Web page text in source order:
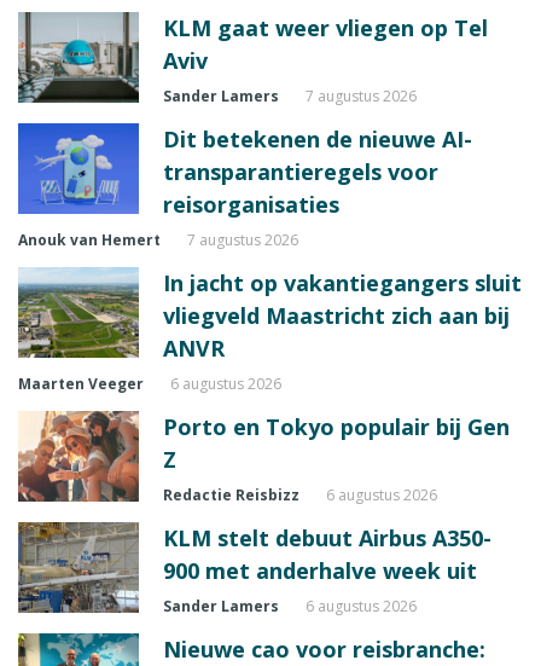
KLM gaat weer vliegen op Tel
Aviv
Sander Lamers 7 augustus 2026
Dit betekenen de nieuwe AI-
transparantieregels voor
reisorganisaties
Anouk van Hemert 7 augustus 2026
In jacht op vakantiegangers sluit
vliegveld Maastricht zich aan bij
ANVR
Maarten Veeger 6 augustus 2026
Porto en Tokyo populair bij Gen
Z
Redactie Reisbizz 6 augustus 2026
KLM stelt debuut Airbus A350-
900 met anderhalve week uit
Sander Lamers 6 augustus 2026
Nieuwe cao voor reisbranche: